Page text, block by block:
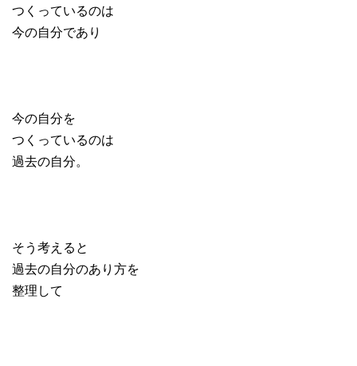
つくっているのは
今の自分であり
今の自分を
つくっているのは
過去の自分。
そう考えると
過去の自分のあり方を
整理して